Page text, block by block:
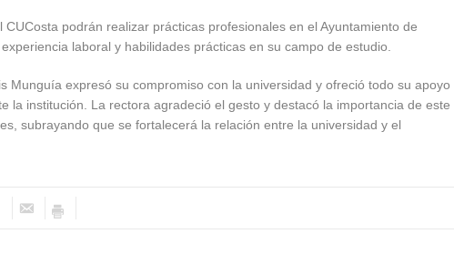
podrán realizar prácticas profesionales en el Ayuntamiento de
laboral y habilidades prácticas en su campo de estudio.
Munguía expresó su compromiso con la universidad y ofreció todo su apoyo
la institución. La rectora agradeció el gesto y destacó la importancia de este
subrayando que se fortalecerá la relación entre la universidad y el